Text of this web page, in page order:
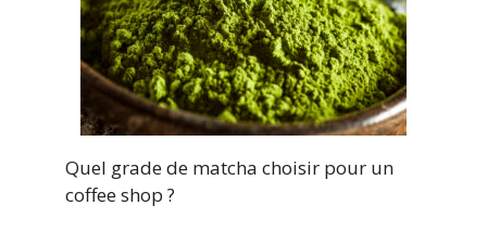
Quel grade de matcha choisir pour un
coffee shop ?